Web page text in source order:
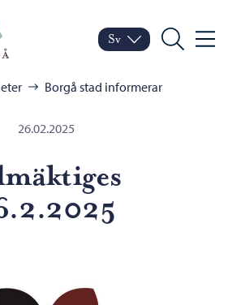
Porvoo – Gå till
Byt språk
Nuvarande språk:
Sv
Sök Meny
Borgå stad informerar
26.02.2025